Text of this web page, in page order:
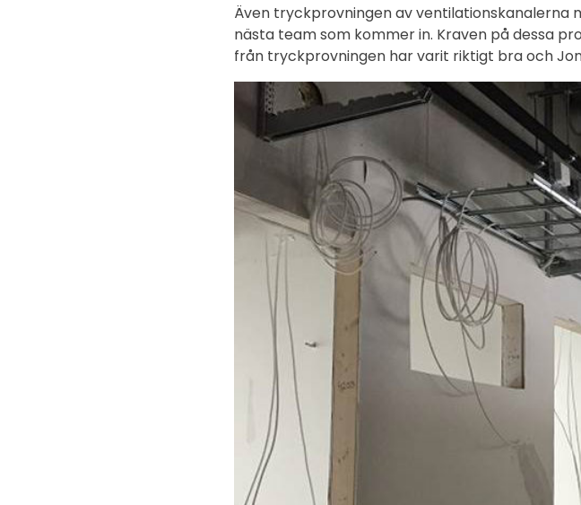
Även tryckprovningen av ventilationskanalerna
nästa team som kommer in. Kraven på dessa
från tryckprovningen har varit riktigt bra och